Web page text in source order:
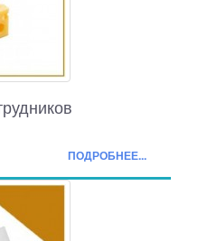
ПОДРОБНЕЕ...